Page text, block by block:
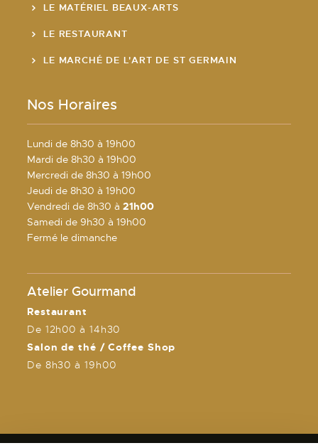
LE MATÉRIEL BEAUX-ARTS
LE RESTAURANT
LE MARCHÉ DE L'ART DE ST GERMAIN
Nos Horaires
Lundi de 8h30 à 19h00
Mardi de 8h30 à 19h00
Mercredi de 8h30 à 19h00
Jeudi de 8h30 à 19h00
Vendredi de 8h30 à 21h00
Samedi de 9h30 à 19h00
Fermé le dimanche
Atelier Gourmand
Restaurant
De 12h00 à 14h30
Salon de thé / Coffee Shop
De 8h30 à 19h00